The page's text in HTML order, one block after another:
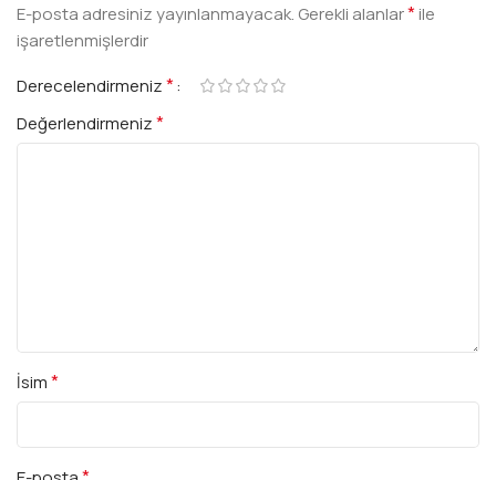
E-posta adresiniz yayınlanmayacak. Gerekli alanlar*ile
işaretlenmişlerdir
Derecelendirmeniz*
Değerlendirmeniz*
İsim*